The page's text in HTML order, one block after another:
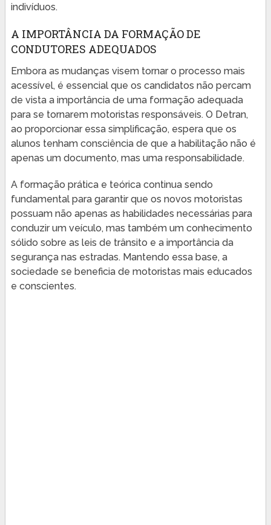
indivíduos.
A IMPORTÂNCIA DA FORMAÇÃO DE
CONDUTORES ADEQUADOS
Embora as mudanças visem tornar o processo mais
acessível, é essencial que os candidatos não percam
de vista a importância de uma formação adequada
para se tornarem motoristas responsáveis. O Detran,
ao proporcionar essa simplificação, espera que os
alunos tenham consciência de que a habilitação não é
apenas um documento, mas uma responsabilidade.
A formação prática e teórica continua sendo
fundamental para garantir que os novos motoristas
possuam não apenas as habilidades necessárias para
conduzir um veículo, mas também um conhecimento
sólido sobre as leis de trânsito e a importância da
segurança nas estradas. Mantendo essa base, a
sociedade se beneficia de motoristas mais educados
e conscientes.